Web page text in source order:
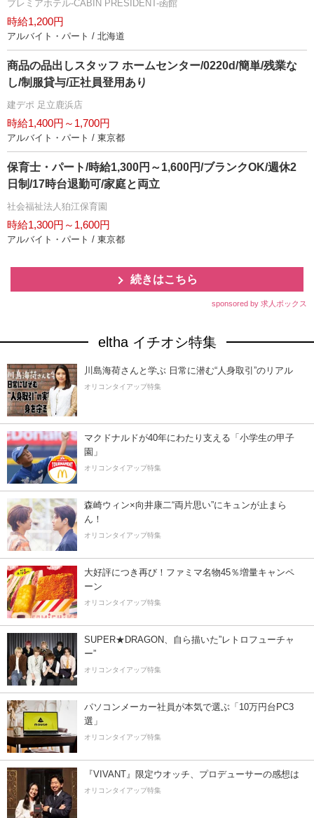
プレミアホテル-CABIN PRESIDENT-函館
時給1,200円
アルバイト・パート / 北海道
商品の品出しスタッフ ホームセンター/0220d/簡単/残業な
し/制服貸与/正社員登用あり
建デポ 足立鹿浜店
時給1,400円～1,700円
アルバイト・パート / 東京都
保育士・パート/時給1,300円～1,600円/ブランクOK/週休2
日制/17時台退勤可/家庭と両立
社会福祉法人狛江保育園
時給1,300円～1,600円
アルバイト・パート / 東京都
続きはこちら
sponsored by 求人ボックス
eltha イチオシ特集
川島海荷さんと学ぶ 日常に潜む“人身取引”のリアル
オリコンタイアップ特集
マクドナルドが40年にわたり支える「小学生の甲子
園」
オリコンタイアップ特集
森崎ウィン×向井康二“両片思い”にキュンが止まら
ん！
オリコンタイアップ特集
大好評につき再び！ファミマ名物45％増量キャンペ
ーン
オリコンタイアップ特集
SUPER★DRAGON、自ら描いた”レトロフューチャ
ー”
オリコンタイアップ特集
パソコンメーカー社員が本気で選ぶ「10万円台PC3
選」
オリコンタイアップ特集
『VIVANT』限定ウオッチ、プロデューサーの感想は
オリコンタイアップ特集